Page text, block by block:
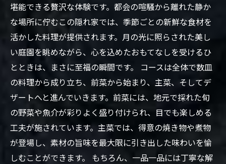
堪能できる贅沢な体験です。都会の喧騒から離れた静か
な場所に佇むこの隠れ家では、季節ごとの新鮮な食材を
活かした料理が提供されます。月の光に照らされた美し
い庭園を眺めながら、心を込めたおもてなしを受けるひ
とときは、まさに至福の瞬間です。 コースは全体で数皿
の料理から成り立ち、前菜から始まり、主菜、そしてデ
ザートへと進んでいきます。前菜には、地元で採れた旬
の野菜や魚介が彩りよく盛り付けられ、目でも楽しめる
工夫が施されています。主菜では、得意の焼き物や煮物
が登場し、素材の旨味を最大限に引き出した味わいを愉
しむことができます。 もちろん、一品一品には丁寧な解